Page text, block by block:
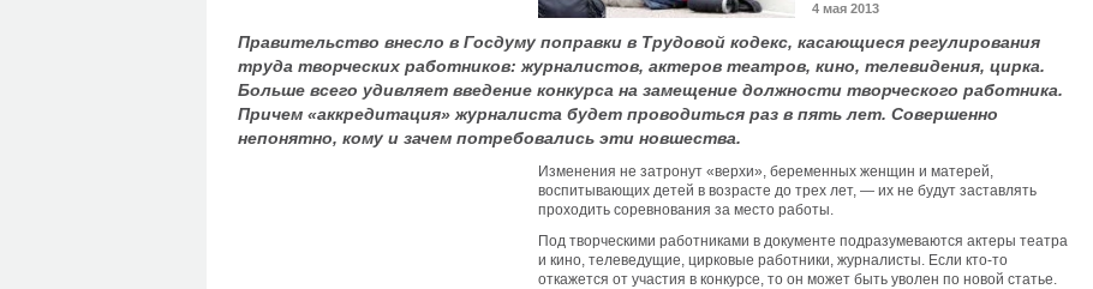
4 мая 2013
Правительство внесло в Госдуму поправки в Трудовой кодекс, касающиеся регулирования
труда творческих работников: журналистов, актеров театров, кино, телевидения, цирка.
Больше всего удивляет введение конкурса на замещение должности творческого работника.
Причем «аккредитация» журналиста будет проводиться раз в пять лет. Совершенно
непонятно, кому и зачем потребовались эти новшества.
Изменения не затронут «верхи», беременных женщин и матерей,
воспитывающих детей в возрасте до трех лет, — их не будут заставлять
проходить соревнования за место работы.
Под творческими работниками в документе подразумеваются актеры театра
и кино, телеведущие, цирковые работники, журналисты. Если кто-то
откажется от участия в конкурсе, то он может быть уволен по новой статье.